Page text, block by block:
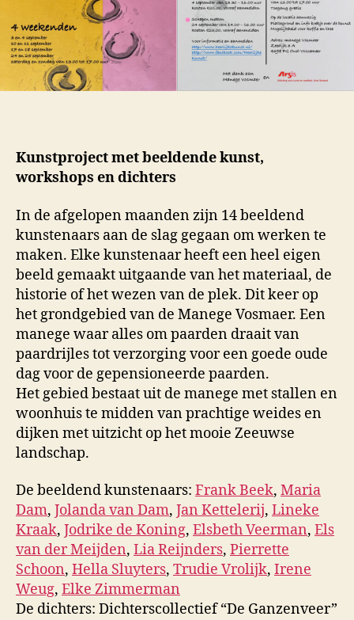
Kunstproject met beeldende kunst,
workshops en dichters
In de afgelopen maanden zijn 14 beeldend
kunstenaars aan de slag gegaan om werken te
maken. Elke kunstenaar heeft een heel eigen
beeld gemaakt uitgaande van het materiaal, de
historie of het wezen van de plek. Dit keer op
het grondgebied van de Manege Vosmaer. Een
manege waar alles om paarden draait van
paardrijles tot verzorging voor een goede oude
dag voor de gepensioneerde paarden.
Het gebied bestaat uit de manege met stallen en
woonhuis te midden van prachtige weides en
dijken met uitzicht op het mooie Zeeuwse
landschap.
De beeldend kunstenaars: Frank Beek, Maria
Dam, Jolanda van Dam, Jan Kettelerij, Lineke
Kraak, Jodrike de Koning, Elsbeth Veerman, Els
van der Meijden, Lia Reijnders, Pierrette
Schoon, Hella Sluyters, Trudie Vrolijk, Irene
Weug, Elke Zimmerman
De dichters: Dichterscollectief “De Ganzenveer”